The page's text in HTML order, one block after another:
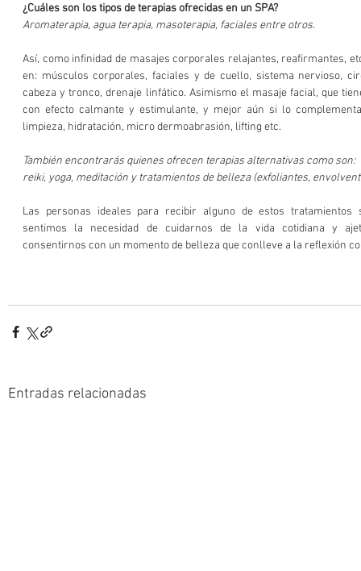
¿Cuáles son los tipos de terapias ofrecidas en un SPA?
Aromaterapia, agua terapia, masoterapia, faciales entre otros.
Así, como infinidad de masajes corporales relajantes, reafirmantes,
en: músculos corporales, faciales y de cuello, sistema nervioso,
cabeza y tronco, drenaje linfático. Asimismo el masaje facial, que
con efecto calmante y estimulante, y mejor aún si lo
limpieza, hidratación, micro dermoabrasión, lifting etc.
También encontrarás quienes ofrecen terapias alternativas como son:
reiki, yoga, meditación y tratamientos de belleza (exfoliantes,
Las personas ideales para recibir alguno de estos tratamientos
sentimos la necesidad de cuidarnos de la vida cotidiana y
consentirnos con un momento de belleza que conlleve a la reflexión
Entradas relacionadas